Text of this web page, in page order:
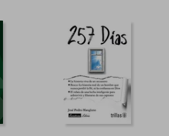
$ 16.99
45%
dcto.